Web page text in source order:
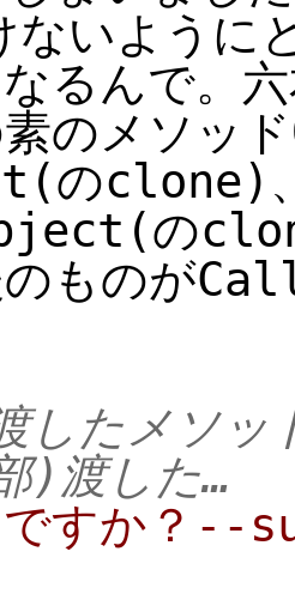
いように
るんで。
のメソッ
のclone)
の
ものが
したメソ
)渡した…
ですか？--